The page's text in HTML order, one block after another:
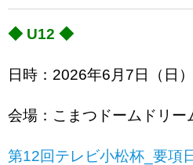
◆ U12 ◆
日時：2026年6月7日（日）
会場：こまつドームドリー
第12回テレビ小松杯_要項